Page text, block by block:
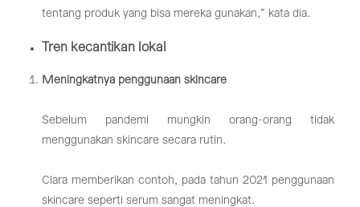
tentang produk yang bisa mereka gunakan,” kata dia.
Tren kecantikan lokal
Meningkatnya penggunaan skincare
Sebelum pandemi mungkin orang-orang tidak
menggunakan skincare secara rutin.
Clara memberikan contoh, pada tahun 2021 penggunaan
skincare seperti serum sangat meningkat.